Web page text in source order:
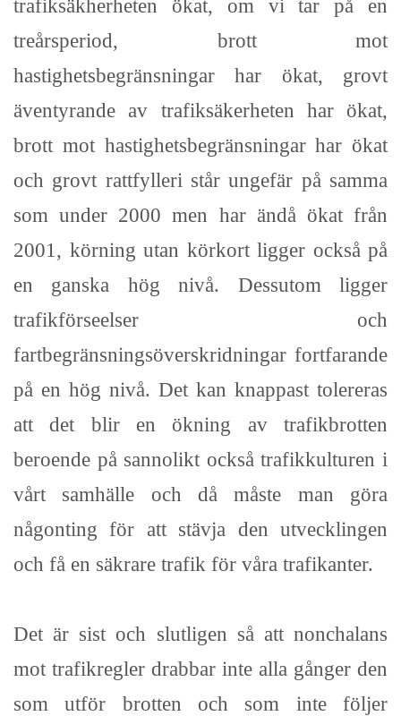
trafiksäkherheten ökat, om vi tar på en
treårsperiod, brott mot
hastighetsbegränsningar har ökat, grovt
äventyrande av trafiksäkerheten har ökat,
brott mot hastighetsbegränsningar har ökat
och grovt rattfylleri står ungefär på samma
som under 2000 men har ändå ökat från
2001, körning utan körkort ligger också på
en ganska hög nivå. Dessutom ligger
trafikförseelser och
fartbegränsningsöverskridningar fortfarande
på en hög nivå. Det kan knappast tolereras
att det blir en ökning av trafikbrotten
beroende på sannolikt också trafikkulturen i
vårt samhälle och då måste man göra
någonting för att stävja den utvecklingen
och få en säkrare trafik för våra trafikanter.
Det är sist och slutligen så att nonchalans
mot trafikregler drabbar inte alla gånger den
som utför brotten och som inte följer